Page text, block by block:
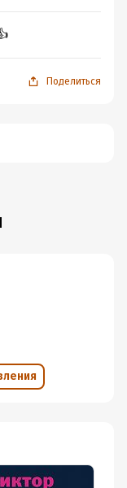
Поделиться